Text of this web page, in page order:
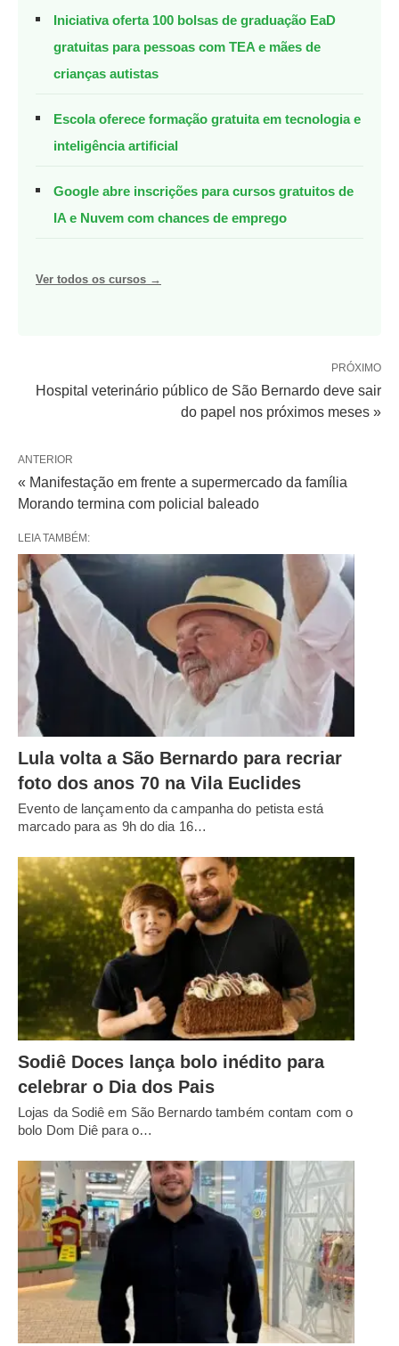
Iniciativa oferta 100 bolsas de graduação EaD
gratuitas para pessoas com TEA e mães de
crianças autistas
Escola oferece formação gratuita em tecnologia e
inteligência artificial
Google abre inscrições para cursos gratuitos de
IA e Nuvem com chances de emprego
Ver todos os cursos →
PRÓXIMO
Hospital veterinário público de São Bernardo deve sair
do papel nos próximos meses »
ANTERIOR
« Manifestação em frente a supermercado da família
Morando termina com policial baleado
LEIA TAMBÉM:
Lula volta a São Bernardo para recriar
foto dos anos 70 na Vila Euclides
Evento de lançamento da campanha do petista está
marcado para as 9h do dia 16…
Sodiê Doces lança bolo inédito para
celebrar o Dia dos Pais
Lojas da Sodiê em São Bernardo também contam com o
bolo Dom Diê para o…